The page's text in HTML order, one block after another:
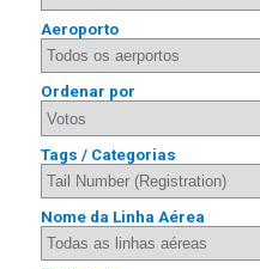
Aeroporto
Ordenar por
Tags / Categorias
Nome da Linha Aérea